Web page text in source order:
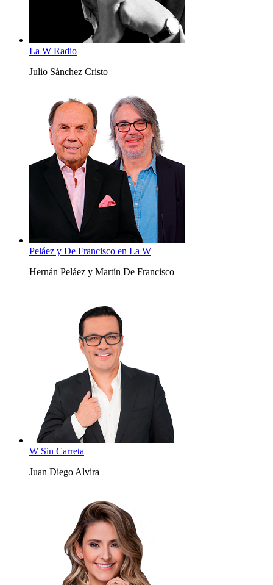
La W Radio
Julio Sánchez Cristo
Peláez y De Francisco en La W
Hernán Peláez y Martín De Francisco
W Sin Carreta
Juan Diego Alvira